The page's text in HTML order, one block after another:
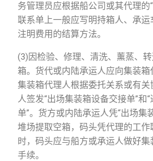
务管理员应根据船公司或其代理的
联系单上一般应写明持箱人、承
注明费用的结算方法。
(3)因检验、修理、清洗、薰蒸、
箱。货代或内陆承运人应向集装箱
集装箱代理人根据委托关系或有
人签发“出场集装箱设备交接单”和
单”。货方或内陆承运人凭“出场集
堆场提取空箱，码头凭代理的工
时，码头应与船方或承运人做好
手续。